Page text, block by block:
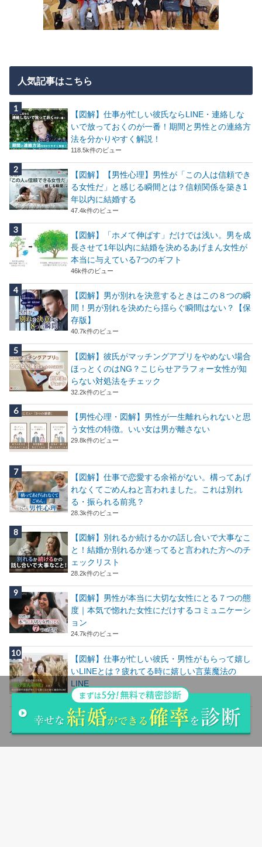
人気記事はこちら
【図解】仕事が忙しい彼氏ならLINE・連絡しな
いで放っておくのが一番！期間と男性との連絡方
法を分かりやすく解説！
118.5k件のビュー
【図解】【男性心理】男性が「この人は信頼でき
る女性だ」と感じる瞬間とは？信頼関係を築き1
年以内に結婚する
47.4k件のビュー
【図解】「ホメて伸ばす」だけでは浅い。男を成
長させて1年以内に結婚を決めるあげまん女性が
本当に与えている7つのギフト
46k件のビュー
【図解】男が別れを決意するときはこの８つの瞬
間！男が別れを決めたら揺らぐ瞬間はない？【保
存版】
40.7k件のビュー
【図解】彼氏がマッチングアプリをやめない場合
ほっとくのはNG？こじらせアラフォー女性が知
らない対処法をチェック
32.2k件のビュー
【男性心理・図解】男性が一生離れられないと思
う女性の特徴。いい女は男が離さない
29.8k件のビュー
【図解】仕事で恋愛する余裕がない。構ってあげ
れなくてごめんねと言われました。これは別れ
る・振られる前兆？
28.3k件のビュー
【図解】別れるか続けるかの話し合いで大事なこ
と！結婚か別れるか迷ってると言われた方へのチ
ェックリスト
28.2k件のビュー
【図解】男性が本当に大切な女性にとる７つの態
度｜本気で惚れた女性にだけするコミュニケーシ
ョン
24.7k件のビュー
【図解】仕事が忙しい彼氏・男性がもらって嬉し
いLINEとは？疲れてる時に嬉しい言葉魔法の
LINE
24.5k件のビュー
人気記事ランキングはこちら